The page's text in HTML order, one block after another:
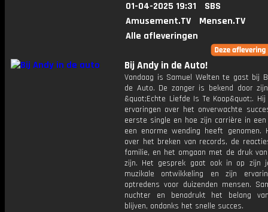
01-04-2025 19:31
SBS
Amusement.TV
Mensen.TV
Alle afleveringen
Bij Andy in de Auto!
Vandaag is Samuel Welten te gast bij
de Auto. De zanger is bekend door
&quot;Echte Liefde Is Te Koop&quot;.
ervaringen over het onverwachte
eerste single en hoe zijn carrière in
een enorme wending heeft genomen.
over het breken van records, de
familie, en het omgaan met de druk
zijn. Het gesprek gaat ook in op zijn
muzikale ontwikkeling en zijn
optredens voor duizenden mensen.
nuchter en benadrukt het belang
blijven, ondanks het snelle succes.